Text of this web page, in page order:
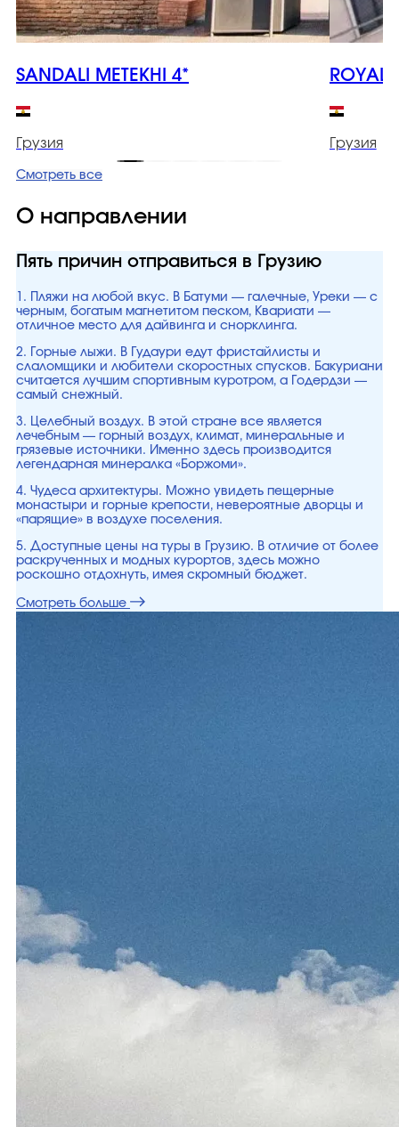
SANDALI METEKHI 4*
Грузия
ROYAL
Грузия
Смотреть все
О направлении
Пять причин отправиться в Грузию
1. Пляжи на любой вкус. В Батуми — галечные, Уреки — с
черным, богатым магнетитом песком, Квариати —
отличное место для дайвинга и снорклинга.
2. Горные лыжи. В Гудаури едут фристайлисты и
слаломщики и любители скоростных спусков. Бакуриани
считается лучшим спортивным куротром, а Годердзи —
самый снежный.
3. Целебный воздух. В этой стране все является
лечебным — горный воздух, климат, минеральные и
грязевые источники. Именно здесь производится
легендарная минералка «Боржоми».
4. Чудеса архитектуры. Можно увидеть пещерные
монастыри и горные крепости, невероятные дворцы и
«парящие» в воздухе поселения.
5. Доступные цены на туры в Грузию. В отличие от более
раскрученных и модных курортов, здесь можно
роскошно отдохнуть, имея скромный бюджет.
Смотреть больше